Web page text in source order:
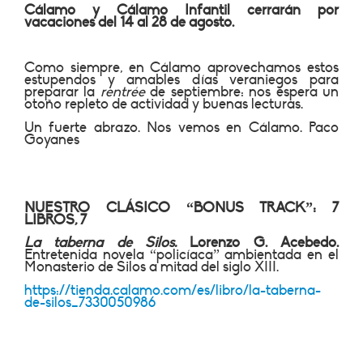
Cálamo y Cálamo Infantil cerrarán por
vacaciones del 14 al 28 de agosto.
Como siempre, en Cálamo aprovechamos estos
estupendos y amables días veraniegos para
preparar la rentréede septiembre: nos espera un
otoño repleto de actividad y buenas lecturas.
Un fuerte abrazo. Nos vemos en Cálamo. Paco
Goyanes
NUESTRO CLÁSICO “BONUS TRACK”: 7
LIBROS, 7
La taberna de Silos.Lorenzo G. Acebedo.
Entretenida novela “policíaca” ambientada en el
Monasterio de Silos a mitad del siglo XIII.
https://tienda.calamo.com/es/libro/la-taberna-
de-silos_7330050986